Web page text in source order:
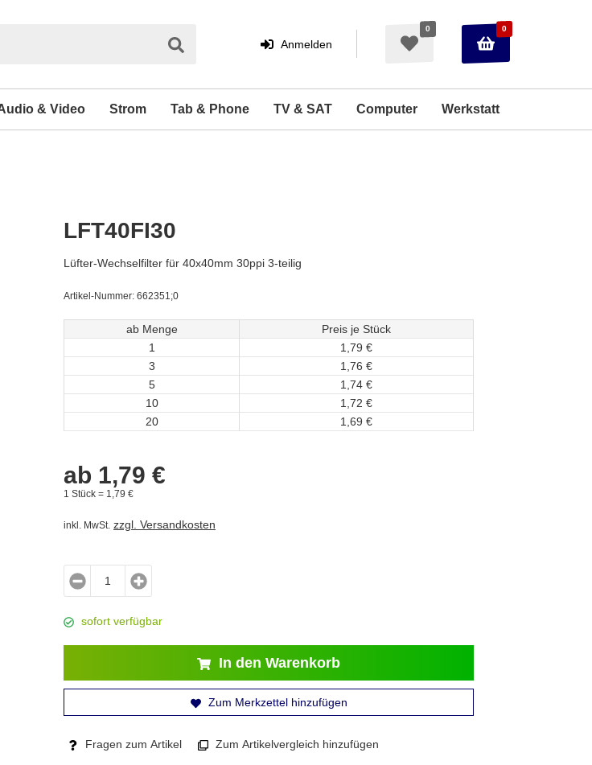
Anmelden
Anmelden Merkzettel
0
Warenkorb
aufklappen
0
& Video Strom Tab & Phone TV & SAT Computer Werkstatt
LFT40FI30
Lüfter-Wechselfilter für 40x40mm 30ppi 3-teilig
Artikel-Nummer: 662351;0
ab Menge
Preis je Stück
1
1, 79 €
3
1, 76 €
5
1, 74 €
10
1, 72 €
20
1, 69 €
ab 1,79 €
1 Stück = 1, 79 €
inkl. MwSt. zzgl. Versandkosten
sofort verfügbar
In den Warenkorb
Zum Merkzettel hinzufügen
Fragen zum Artikel Zum Artikelvergleich hinzufügen